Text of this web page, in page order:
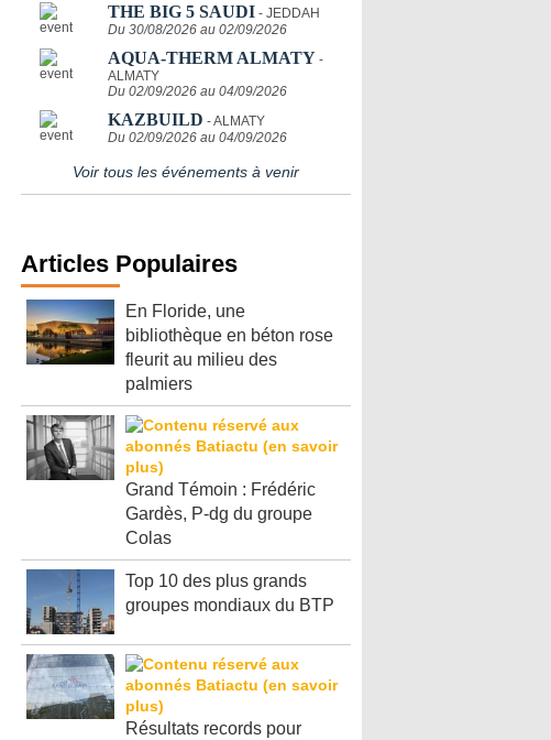
THE BIG 5 SAUDI - JEDDAH
Du 30/08/2026 au 02/09/2026
AQUA-THERM ALMATY -
ALMATY
Du 02/09/2026 au 04/09/2026
KAZBUILD - ALMATY
Du 02/09/2026 au 04/09/2026
Voir tous les événements à venir
Articles Populaires
En Floride, une
bibliothèque en béton rose
fleurit au milieu des
palmiers
Grand Témoin : Frédéric
Gardès, P-dg du groupe
Colas
Top 10 des plus grands
groupes mondiaux du BTP
Résultats records pour